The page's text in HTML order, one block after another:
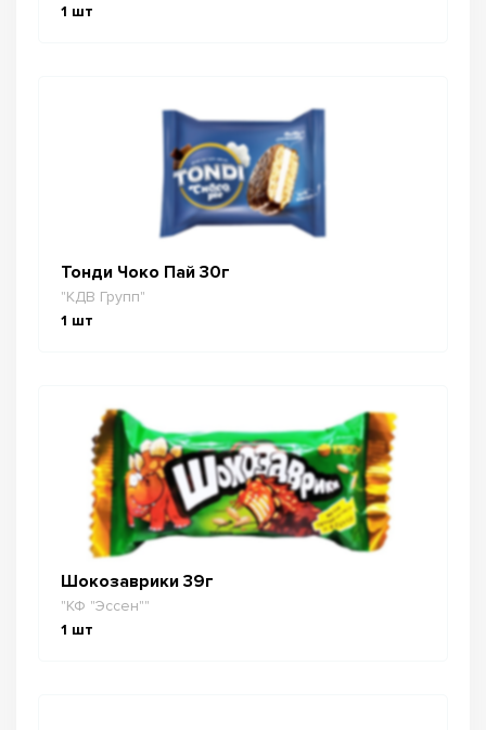
1 шт
Тонди Чоко Пай 30г
"КДВ Групп"
1 шт
Шокозаврики 39г
"КФ "Эссен""
1 шт